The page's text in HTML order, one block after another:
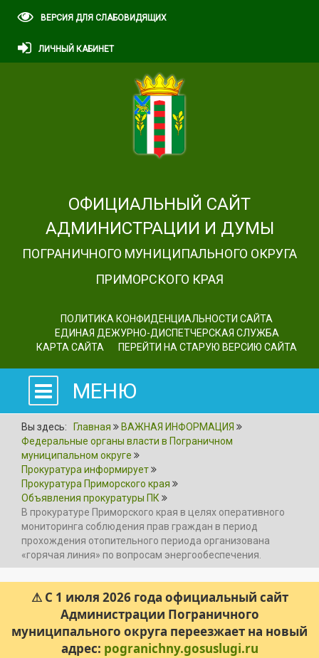
ВЕРСИЯ ДЛЯ СЛАБОВИДЯЩИХ
ЛИЧНЫЙ КАБИНЕТ
ОФИЦИАЛЬНЫЙ САЙТ
АДМИНИСТРАЦИИ И ДУМЫ
ПОГРАНИЧНОГО МУНИЦИПАЛЬНОГО ОКРУГА
ПРИМОРСКОГО КРАЯ
ПОЛИТИКА КОНФИДЕНЦИАЛЬНОСТИ САЙТА
ЕДИНАЯ ДЕЖУРНО-ДИСПЕТЧЕРСКАЯ СЛУЖБА
КАРТА САЙТА
ПЕРЕЙТИ НА СТАРУЮ ВЕРСИЮ САЙТА
МЕНЮ
Вы здесь: Главная
ВАЖНАЯ ИНФОРМАЦИЯ
Федеральные органы власти в Пограничном
муниципальном округе
Прокуратура информирует
Прокуратура Приморского края
Объявления прокуратуры ПК
В прокуратуре Приморского края в целях оперативного
мониторинга соблюдения прав граждан в период
прохождения отопительного периода организована
«горячая линия» по вопросам энергообеспечения.
⚠ С 1 июля 2026 года официальный сайт
Администрации Пограничного
муниципального округа переезжает на новый
адрес: pogranichny.gosuslugi.ru